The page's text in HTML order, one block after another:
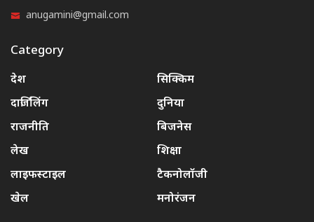
anugamini@gmail.com
Category
देश
सिक्किम
दार्जिलिंग
दुनिया
राजनीति
बिजनेस
लेख
शिक्षा
लाइफस्टाइल
टैकनोलॉजी
खेल
मनोरंजन